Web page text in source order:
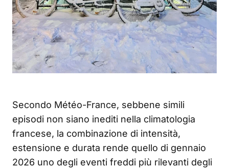
Secondo Météo-France, sebbene simili
episodi non siano inediti nella climatologia
francese, la combinazione di intensità,
estensione e durata rende quello di gennaio
2026 uno degli eventi freddi più rilevanti degli